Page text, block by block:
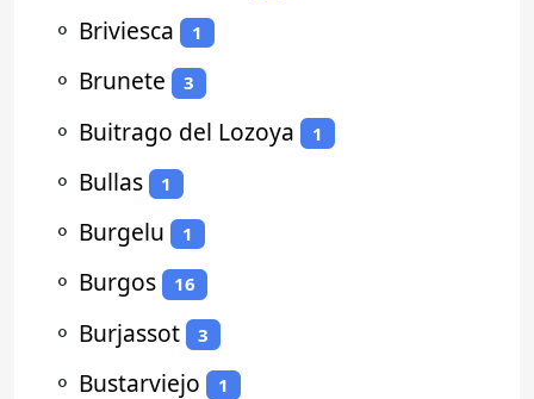
⚬ Briviesca 1
⚬ Brunete 3
⚬ Buitrago del Lozoya 1
⚬ Bullas 1
⚬ Burgelu 1
⚬ Burgos 16
⚬ Burjassot 3
⚬ Bustarviejo 1